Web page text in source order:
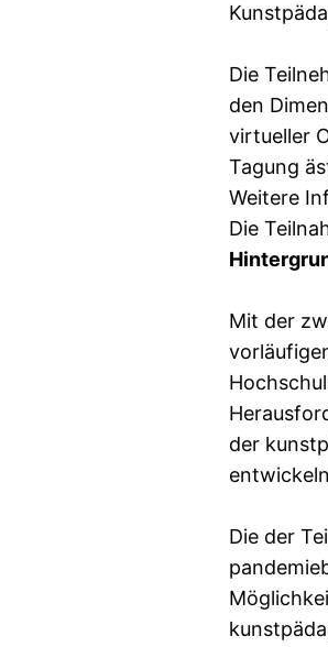
Die
den
virtueller
Tagung
Weitere
Die
Mit der
der
Die der